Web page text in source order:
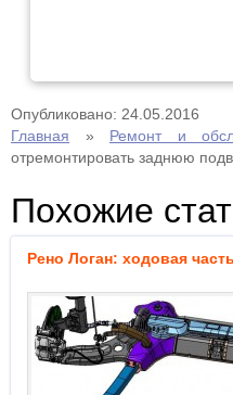
Опубликовано: 24.05.2016
Главная » Ремонт и
отремонтировать заднюю
Похожие
Рено Логан: ходовая